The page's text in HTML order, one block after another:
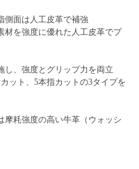
側面は人工皮革で補強
材を強度に優れた人工皮革でプ
し、強度とグリップ力を両立
ット、5本指カットの3タイプを
摩耗強度の高い牛革（ウォッシ